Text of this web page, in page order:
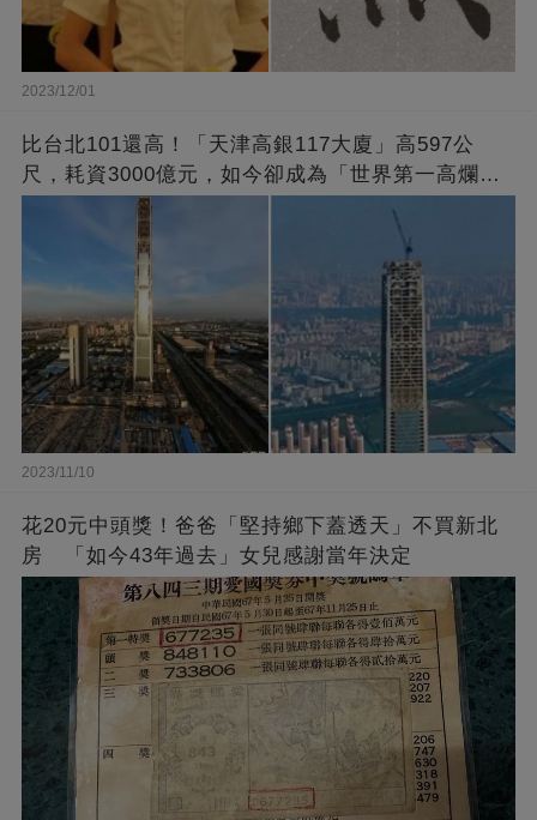
2023/12/01
比台北101還高！「天津高銀117大廈」高597公
尺，耗資3000億元，如今卻成為「世界第一高爛尾
2023/11/10
花20元中頭獎！爸爸「堅持鄉下蓋透天」不買新北
房 「如今43年過去」女兒感謝當年決定